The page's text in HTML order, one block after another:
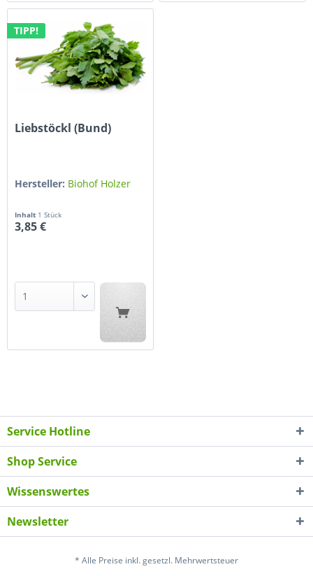
TIPP!
Liebstöckl (Bund)
Hersteller: Biohof Holzer
Inhalt 1 Stück
3,85 €
Service Hotline
Shop Service
Wissenswertes
Newsletter
* Alle Preise inkl. gesetzl. Mehrwertsteuer